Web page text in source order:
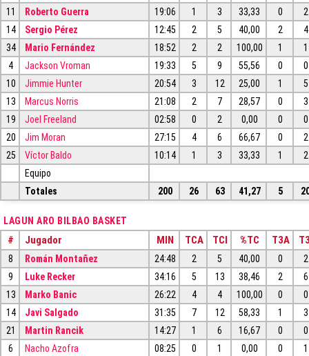
11
Roberto Guerra 19:06 1 3 33,33 0
2
14
Sergio Pérez 12:45 2 5 40,00 2
4
34
Mario Fernández 18:52 2 2 100,00 1
1
4
Jackson Vroman 19:33 5 9 55,56 0
0
10
Jimmie Hunter 20:54 3 12 25,00 1
5
13
Marcus Norris 21:08 2 7 28,57 0
3
19
Joel Freeland 02:58 0 2 0,00 0
0
20
Jim Moran 27:15 4 6 66,67 0
2
25
Víctor Baldo 10:14 1 3 33,33 1
2
Equipo
Totales
200 26 63 41,27 5
LAGUN ARO BILBAO BASKET
# Jugador MIN TCA TCI %TC T3A
8 Román Montañez 24:48 2 5 40,00 0
2
9
Luke Recker 34:16 5 13 38,46 2
6
13
Marko Banic 26:22 4 4 100,00 0
0
14
Javi Salgado 31:35 7 12 58,33 1
3
21
Martin Rancik 14:27 1 6 16,67 0
0
6
Nacho Azofra 08:25 0 1 0,00 0
1